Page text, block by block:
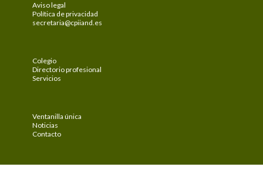
Aviso legal
Política de privacidad
secretaria@cpiiand.es
Colegio
Directorio profesional
Servicios
Ventanilla única
Noticias
Contacto